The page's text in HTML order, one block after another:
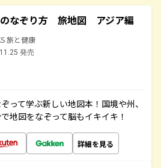
なぞり方 旅地図 アジア編
旅と健康
発売
って学ぶ新しい地図本！国境や州、
地図をなぞって脳もイキイキ！
詳細を見る